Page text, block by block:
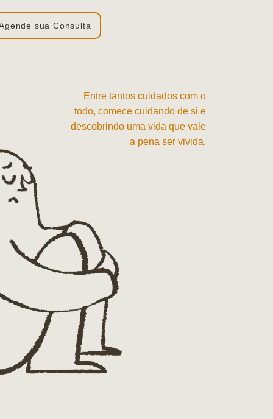
sua Consulta
Entre tantos cuidados com o
todo, comece cuidando de si e
descobrindo uma vida que vale
a pena ser vivida.